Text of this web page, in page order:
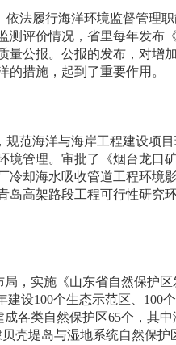
法履行海洋环境监督管理
测评价情况，省里每年发布
量公报。公报的发布，对增
措施，起到了重要作用。
范海洋与海岸工程建设项目
境管理。审批了《烟台龙口
却海水吸收管道工程环境影
岛高架路段工程可行性研究
，实施《山东省自然保护
建设100个生态示范区、 100
成各类自然保护区65个，其中
壳堤岛与湿地系统自然保护